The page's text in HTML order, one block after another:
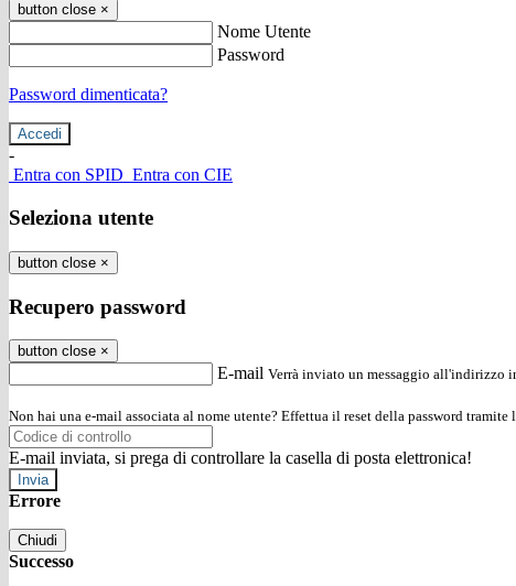
button close ×
Nome Utente
Password
Password dimenticata?
-
Entra con SPID Entra con CIE
Seleziona utente
button close ×
Recupero password
button close ×
E-mail Verrà inviato un messaggio all'indirizzo
Non hai una e-mail associata al nome utente? Effettua il reset della password tramite
E-mail inviata, si prega di controllare la casella di posta elettronica!
Errore
Chiudi
Successo